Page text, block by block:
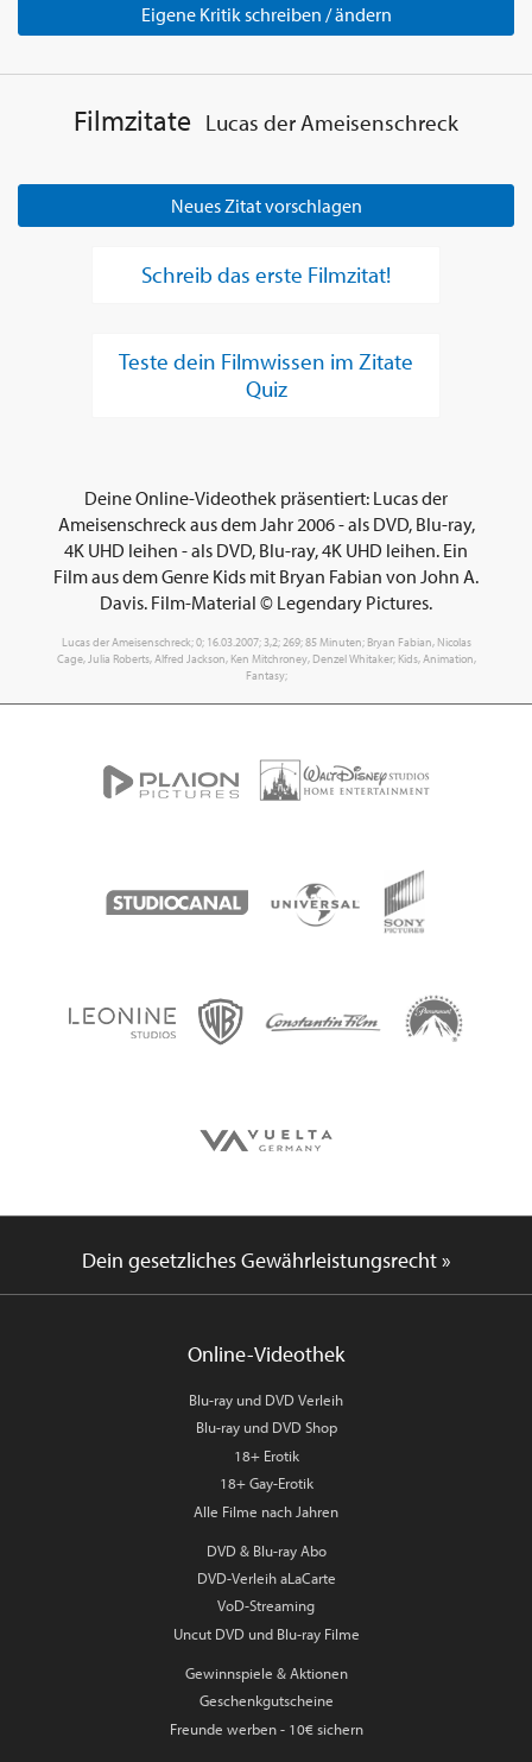
Eigene Kritik schreiben / ändern
Filmzitate Lucas der Ameisenschreck
Neues Zitat vorschlagen
Schreib das erste Filmzitat!
Teste dein Filmwissen im Zitate
Quiz
Deine Online-Videothek präsentiert: Lucas der
Ameisenschreck aus dem Jahr 2006 - als DVD, Blu-ray,
4K UHD leihen - als DVD, Blu-ray, 4K UHD leihen. Ein
Film aus dem Genre Kids mit Bryan Fabian von John A.
Davis. Film-Material © Legendary Pictures.
Lucas der Ameisenschreck; 0; 16.03.2007; 3,2; 269; 85 Minuten; Bryan Fabian, Nicolas
Cage, Julia Roberts, Alfred Jackson, Ken Mitchroney, Denzel Whitaker; Kids, Animation,
Fantasy;
Dein gesetzliches Gewährleistungsrecht »
Online-Videothek
Blu-ray und DVD Verleih
Blu-ray und DVD Shop
18+ Erotik
18+ Gay-Erotik
Alle Filme nach Jahren
DVD & Blu-ray Abo
DVD-Verleih aLaCarte
VoD-Streaming
Uncut DVD und Blu-ray Filme
Gewinnspiele & Aktionen
Geschenkgutscheine
Freunde werben - 10€ sichern